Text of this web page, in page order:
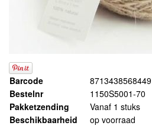
Barcode
8713438568449
Bestelnr
1150S5001-70
Pakketzending
Vanaf 1 stuks
Beschikbaarheid
op voorraad